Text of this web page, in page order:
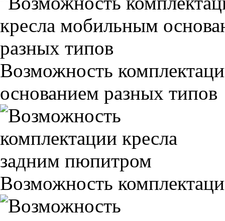
Возможность
основанием разных типов
Возможность